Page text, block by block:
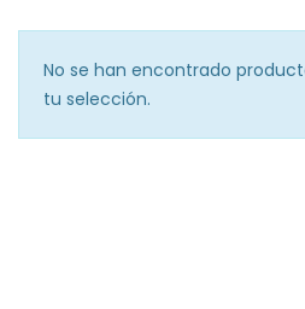
No se han encontrado
tu selección.